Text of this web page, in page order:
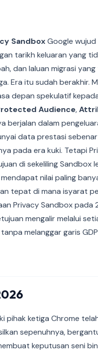
SandboxGoogle
tarikh keluaran yang
dan laluan migrasi
Era itu sudah berakhir.
depan spekulatif
Audience,
berjalan dalam
data prestasi
pada era kuki. Tetapi
di sekeliling Sandbox
nilai paling
tepat di mana isyarat
Privacy Sandbox
mengalir melalui
melanggar garis GDPR,
pihak ketiga Chrome
sepenuhnya,
keputusan seni